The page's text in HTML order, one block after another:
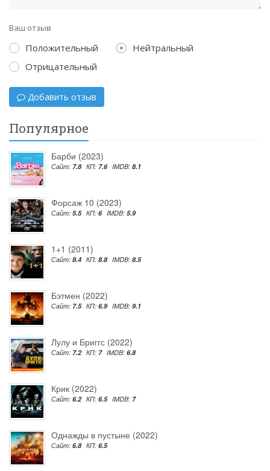
Ваш отзыв
Положительный
Нейтральный
Отрицательный
Добавить отзыв
Популярное
Барби (2023)
Сайт: 7.8 КП: 7.6 IMDB: 8.1
Форсаж 10 (2023)
Сайт: 5.5 КП: 6 IMDB: 5.9
1+1 (2011)
Сайт: 8.4 КП: 8.8 IMDB: 8.5
Бэтмен (2022)
Сайт: 7.5 КП: 6.9 IMDB: 9.1
Лулу и Бриггс (2022)
Сайт: 7.2 КП: 7 IMDB: 6.8
Крик (2022)
Сайт: 6.2 КП: 6.5 IMDB: 7
Однажды в пустыне (2022)
Сайт: 6.8 КП: 6.5